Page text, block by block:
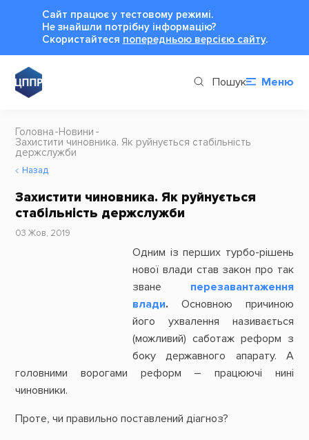
Сайт працює у тестовому режимі.
Не знайшли потрібну інформацію?
Cкористайтеся попередньою версією сайту.
Пошук Меню
Головна Новини
Захистити чиновника. Як руйнується стабільність
держслужби
Назад
Захистити чиновника. Як руйнується
стабільність держслужби
03 Жов, 2019
Одним із перших турбо-рішень
нової влади став закон про так
зване перезавантаження
влади. Основною причиною
його ухвалення називається
(можливий) саботаж реформ з
боку державного апарату. А
головними ворогами реформ – працюючі нині
чиновники.
Проте, чи правильно поставлений діагноз?